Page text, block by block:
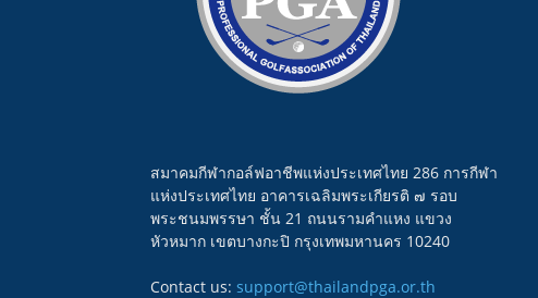
สมาคมกีฬากอล์ฟอาชีพแห่งประเทศไทย 286 การกีฬา
แห่งประเทศไทย อาคารเฉลิมพระเกียรติ ๗ รอบ
พระชนมพรรษา ชั้น 21 ถนนรามคำแหง แขวง
หัวหมาก เขตบางกะปิ กรุงเทพมหานคร 10240
Contact us: support@thailandpga.or.th